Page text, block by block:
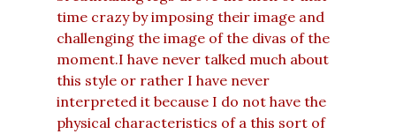
time crazy by imposing their image and
challenging the image of the divas of the
moment.I have never talked much about
this style or rather I have never
interpreted it because I do not have the
physical characteristics of a this sort of